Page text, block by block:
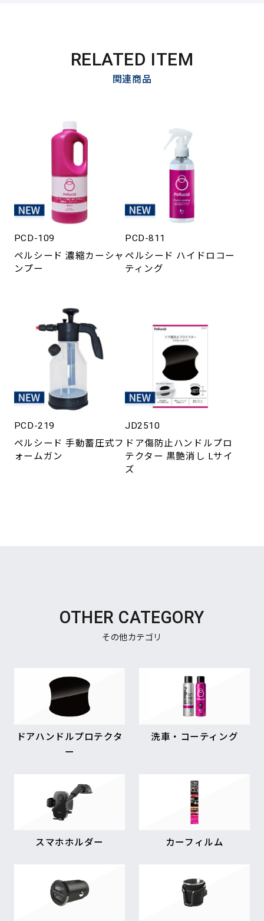
RELATED ITEM
関連商品
PCD-109
ペルシード 濃縮カーシャ
ンプー
PCD-811
ペルシード ハイドロコー
ティング
PCD-219
ペルシード 手動蓄圧式フ
ォームガン
JD2510
ドア傷防止ハンドルプロ
テクター 黒艶消し Lサイ
ズ
OTHER CATEGORY
その他カテゴリ
ドアハンドルプロテクタ
ー
洗車・コーティング
スマホホルダー カーフィルム